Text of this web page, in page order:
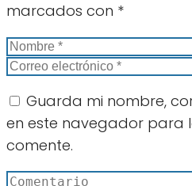
marcados con *
Guarda mi nombre,
en este navegador para
comente.